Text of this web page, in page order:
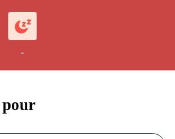
la citronnelle. Les gambas se
bien avec cette recette !
-